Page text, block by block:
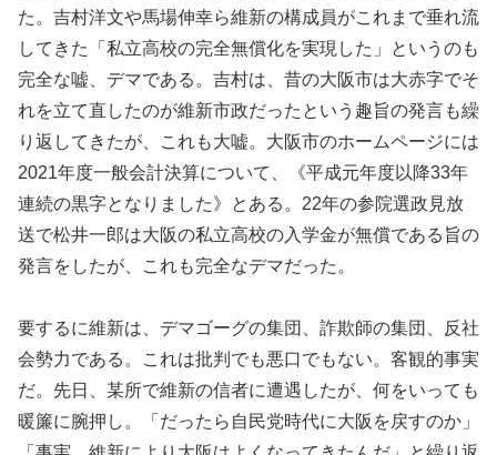
た。吉村洋文や馬場伸幸ら維新の構成員がこれまで垂れ流
してきた「私立高校の完全無償化を実現した」というのも
完全な嘘、デマである。吉村は、昔の大阪市は大赤字でそ
れを立て直したのが維新市政だったという趣旨の発言も繰
り返してきたが、これも大嘘。大阪市のホームページには
2021年度一般会計決算について、《平成元年度以降33年
連続の黒字となりました》とある。22年の参院選政見放
送で松井一郎は大阪の私立高校の入学金が無償である旨の
発言をしたが、これも完全なデマだった。
要するに維新は、デマゴーグの集団、詐欺師の集団、反社
会勢力である。これは批判でも悪口でもない。客観的事実
だ。先日、某所で維新の信者に遭遇したが、何をいっても
暖簾に腕押し。「だったら自民党時代に大阪を戻すのか」